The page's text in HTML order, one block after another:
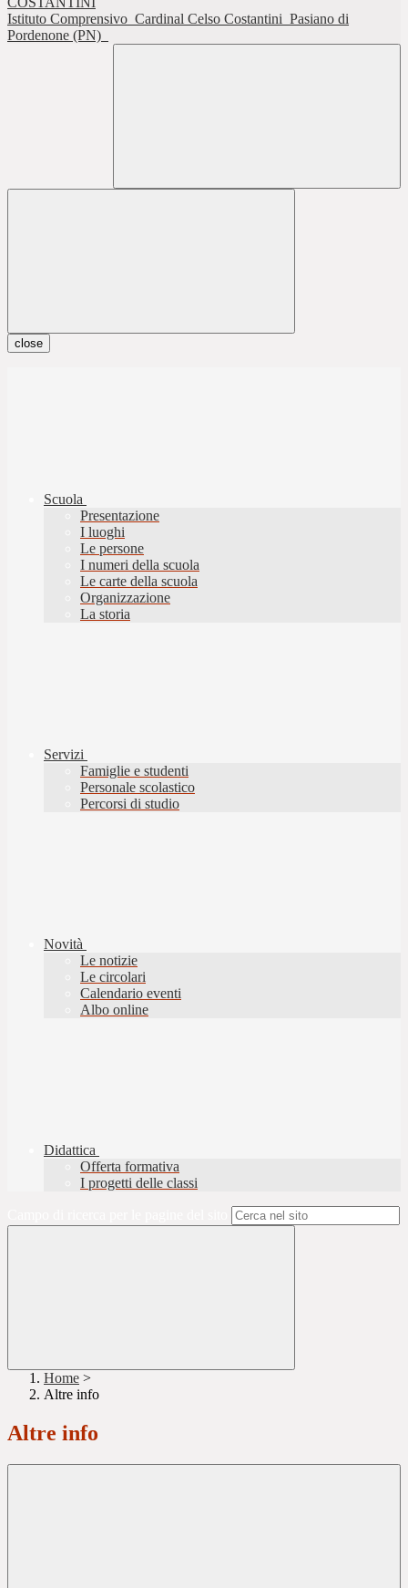
Istituto Comprensivo Cardinal Celso Costantini Pasiano di
Pordenone (PN)
close
Scuola
Presentazione
I luoghi
Le persone
I numeri della scuola
Le carte della scuola
Organizzazione
La storia
Servizi
Famiglie e studenti
Personale scolastico
Percorsi di studio
Novità
Le notizie
Le circolari
Calendario eventi
Albo online
Didattica
Offerta formativa
I progetti delle classi
Home >
Altre info
Altre info